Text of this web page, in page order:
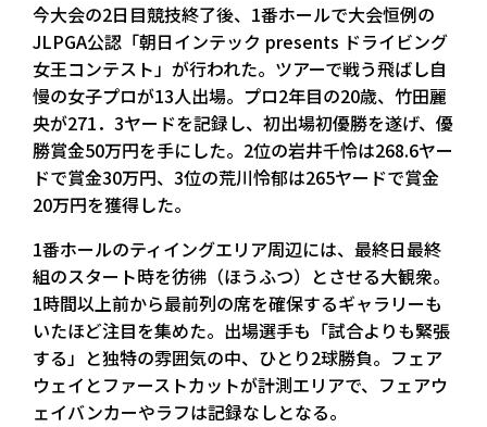
今大会の2日目競技終了後、1番ホールで大会恒例の
JLPGA公認「朝日インテック presents ドライビング
女王コンテスト」が行われた。ツアーで戦う飛ばし自
慢の女子プロが13人出場。プロ2年目の20歳、竹田麗
央が271．3ヤードを記録し、初出場初優勝を遂げ、優
勝賞金50万円を手にした。2位の岩井千怜は268.6ヤー
ドで賞金30万円、3位の荒川怜郁は265ヤードで賞金
20万円を獲得した。
1番ホールのティイングエリア周辺には、最終日最終
組のスタート時を彷彿（ほうふつ）とさせる大観衆。
1時間以上前から最前列の席を確保するギャラリーも
いたほど注目を集めた。出場選手も「試合よりも緊張
する」と独特の雰囲気の中、ひとり2球勝負。フェア
ウェイとファーストカットが計測エリアで、フェアウ
ェイバンカーやラフは記録なしとなる。